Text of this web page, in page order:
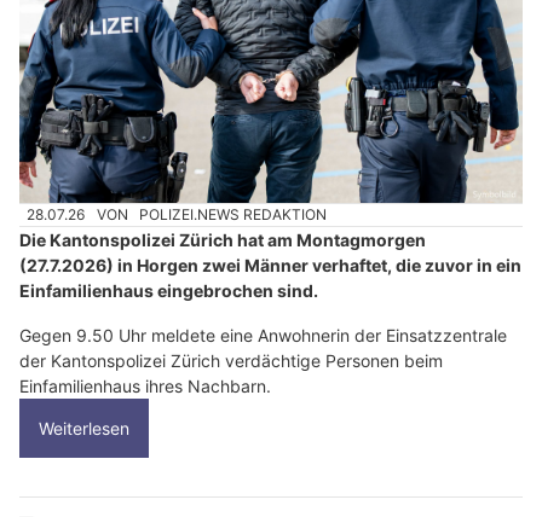
28.07.26 VON POLIZEI.NEWS REDAKTION
Die Kantonspolizei Zürich hat am Montagmorgen
(27.7.2026) in Horgen zwei Männer verhaftet, die zuvor in ein
Einfamilienhaus eingebrochen sind.
Gegen 9.50 Uhr meldete eine Anwohnerin der Einsatzzentrale
der Kantonspolizei Zürich verdächtige Personen beim
Einfamilienhaus ihres Nachbarn.
Weiterlesen